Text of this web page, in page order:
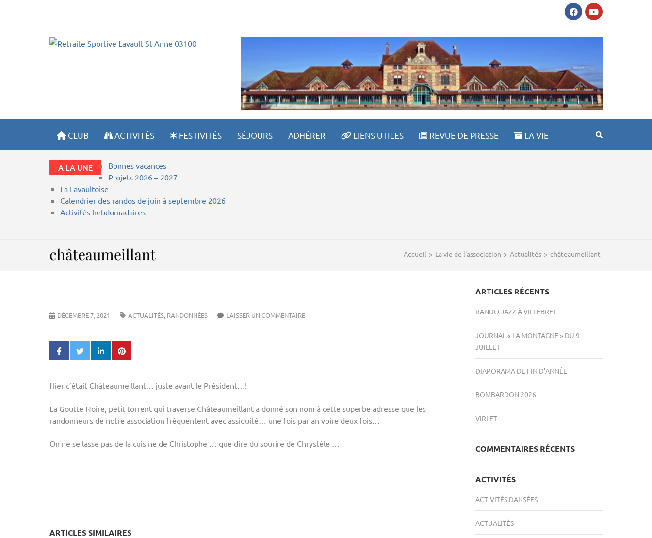
RETRAITE SPORTIVE LAVAULT ST ANNE 03100
CLUB ACTIVITÉS FESTIVITÉS SÉJOURS ADHÉRER LIENS UTILES REVUE DE PRESSE LA VIE
A LA UNE
Bonnes vacances
Projets 2026 – 2027
La Lavaultoise
Calendrier des randos de juin à septembre 2026
Activités hebdomadaires
Accueil > La vie de l'association > Actualités > châteaumeillant
châteaumeillant
DÉCEMBRE 7, 2021 ACTUALITÉS, RANDONNÉES LAISSER UN COMMENTAIRE
Hier c’était Châteaumeillant… juste avant le Président…!
La Goutte Noire, petit torrent qui traverse Châteaumeillant a donné son nom à cette superbe adresse que les
randonneurs de notre association fréquentent avec assiduité… une fois par an voire deux fois…
On ne se lasse pas de la cuisine de Christophe … que dire du sourire de Chrystèle …
ARTICLES SIMILAIRES
ARTICLES RÉCENTS
RANDO JAZZ À VILLEBRET
JOURNAL « LA MONTAGNE » DU 9
JUILLET
DIAPORAMA DE FIN D’ANNÉE
BOMBARDON 2026
VIRLET
COMMENTAIRES RÉCENTS
ACTIVITÉS
ACTIVITÉS DANSÉES
ACTUALITÉS